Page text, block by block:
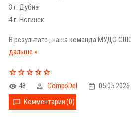
3 г. Дубна
4 г. Ногинск
В результате , наша команда МУДО
дальше »
48 CompoDel
05.05.2026
Комментарии (0)